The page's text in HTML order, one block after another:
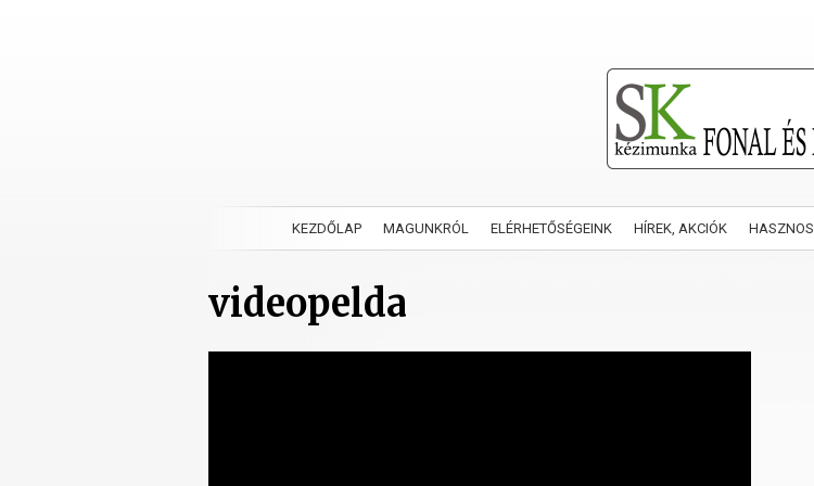
KEZDŐLAP MAGUNKRÓL ELÉRHETŐSÉGEINK HÍREK, AKCIÓK HASZNOS
videopelda